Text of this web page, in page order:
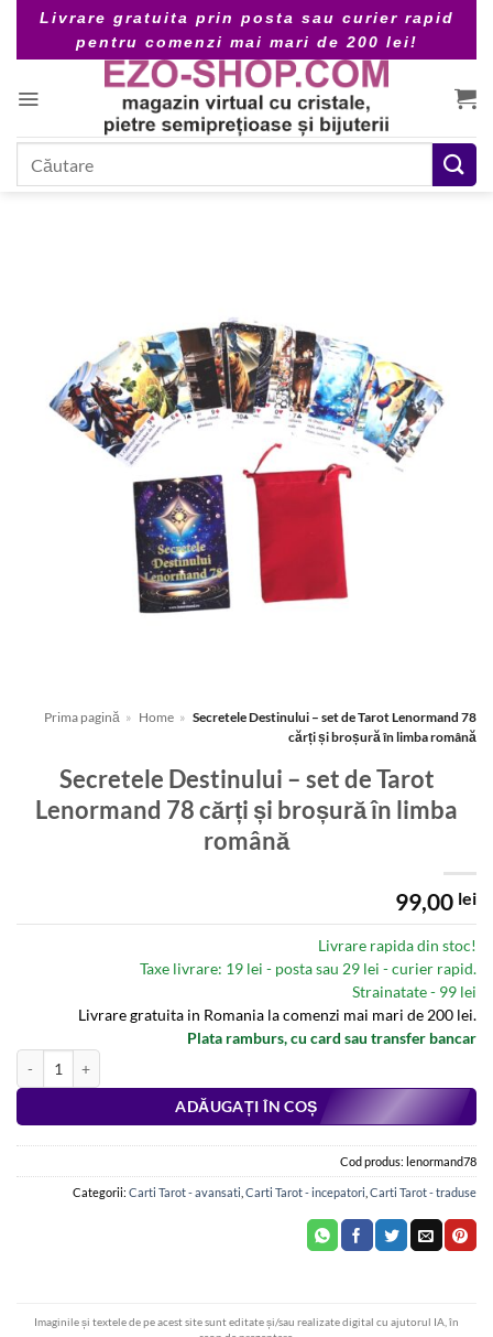
content
Livrare gratuita prin posta sau curier rapid
pentru comenzi mai mari de 200 lei!
Prima pagină » Home » Secretele Destinului – set de Tarot Lenormand 78
cărți și broșură în limba română
Secretele Destinului – set de Tarot
Lenormand 78 cărți și broșură în limba
română
99,00 lei
Livrare rapida din stoc!
Taxe livrare: 19 lei - posta sau 29 lei - curier rapid.
Strainatate - 99 lei
Livrare gratuita in Romania la comenzi mai mari de 200 lei.
Plata ramburs, cu card sau transfer bancar
ADĂUGAȚI ÎN COȘ
Alternative:
Cod produs: lenormand78
Categorii: Carti Tarot - avansati Carti Tarot - incepatori Carti Tarot - traduse
Imaginile și textele de pe acest site sunt editate și/sau realizate digital cu ajutorul IA, în